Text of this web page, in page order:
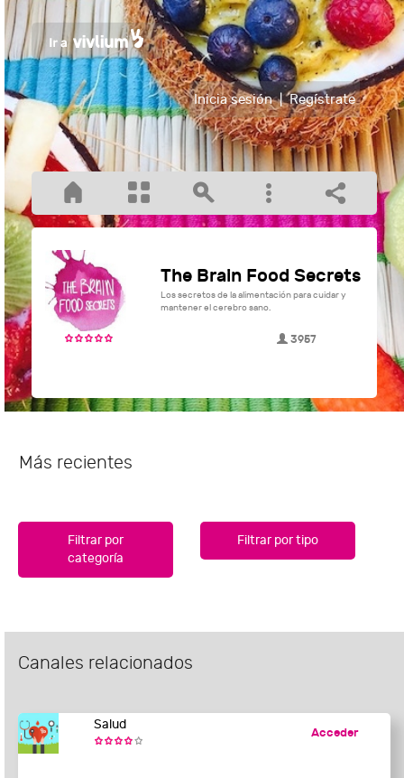
Inicia sesión | Regístrate
The Brain Food Secrets
Los secretos de la alimentación para cuidar y
mantener el cerebro sano.
3957
Más recientes
Filtrar por
categoría
Filtrar por tipo
Canales relacionados
Salud
Acceder